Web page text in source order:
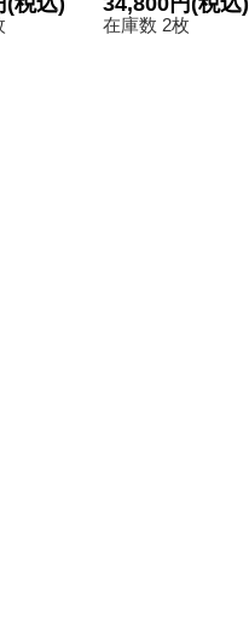
【-】{-}《サプ
在庫数 2枚